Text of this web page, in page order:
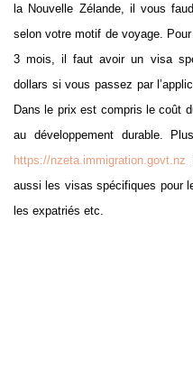
la Nouvelle Zélande, il vous
selon votre motif de voyage.
3 mois, il faut avoir un visa
dollars si vous passez par
Dans le prix est compris le coût
au développement durable.
https://nzeta.immigration. govt.nz
aussi les visas spécifiques pour
les expatriés etc.